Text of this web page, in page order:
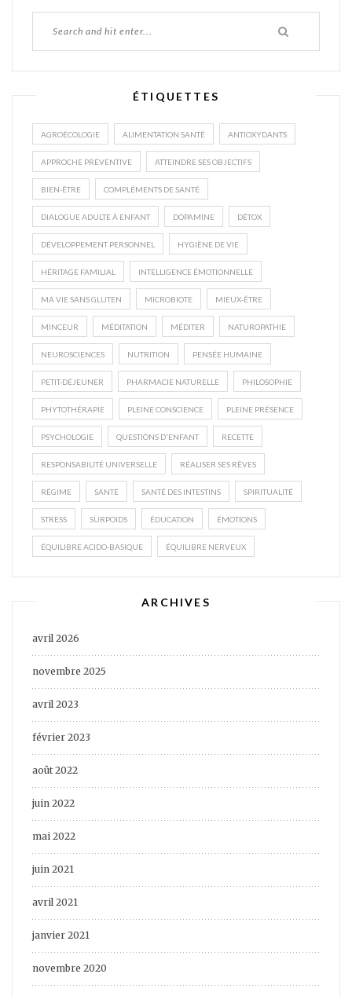
ÉTIQUETTES
AGROÉCOLOGIE ALIMENTATION SANTÉ ANTIOXYDANTS
APPROCHE PRÉVENTIVE ATTEINDRE SES OBJECTIFS
BIEN-ÊTRE COMPLÉMENTS DE SANTÉ
DIALOGUE ADULTE À ENFANT DOPAMINE DÉTOX
DÉVELOPPEMENT PERSONNEL HYGIÈNE DE VIE
HÉRITAGE FAMILIAL INTELLIGENCE ÉMOTIONNELLE
MA VIE SANS GLUTEN MICROBIOTE MIEUX-ÊTRE
MINCEUR MÉDITATION MÉDITER NATUROPATHIE
NEUROSCIENCES NUTRITION PENSÉE HUMAINE
PETIT-DÉJEUNER PHARMACIE NATURELLE PHILOSOPHIE
PHYTOTHÉRAPIE PLEINE CONSCIENCE PLEINE PRÉSENCE
PSYCHOLOGIE QUESTIONS D'ENFANT RECETTE
RESPONSABILITÉ UNIVERSELLE RÉALISER SES RÊVES
RÉGIME SANTÉ SANTÉ DES INTESTINS SPIRITUALITÉ
STRESS SURPOIDS ÉDUCATION ÉMOTIONS
ÉQUILIBRE ACIDO-BASIQUE ÉQUILIBRE NERVEUX
ARCHIVES
avril 2026
novembre 2025
avril 2023
février 2023
août 2022
juin 2022
mai 2022
juin 2021
avril 2021
janvier 2021
novembre 2020